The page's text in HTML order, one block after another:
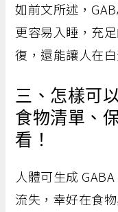
如前文所述，
更容易入睡，充
復，還能讓人在
三、怎樣可
食物清單、
看！
人體可生成
流失，幸好在食